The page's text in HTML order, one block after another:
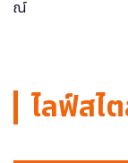
ไลฟ์สไ